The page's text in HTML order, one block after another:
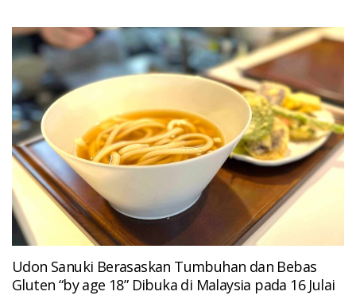
Udon Sanuki Berasaskan Tumbuhan dan Bebas
Gluten “by age 18” Dibuka di Malaysia pada 16 Julai